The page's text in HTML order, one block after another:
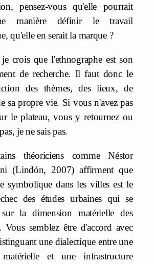
pensez-vous qu'elle pourrait
manière définir le travail
qu'elle en serait la marque ?
crois que l'ethnographe est son
de recherche. Il faut donc le
des thèmes, des lieux, de
sa propre vie. Si vous n'avez pas
le plateau, vous y retournez ou
je ne sais pas.
théoriciens comme Néstor
(Lindón, 2007) affirment que
symbolique dans les villes est le
des études urbaines qui se
sur la dimension matérielle des
Vous semblez être d'accord avec
une dialectique entre une
matérielle et une infrastructure